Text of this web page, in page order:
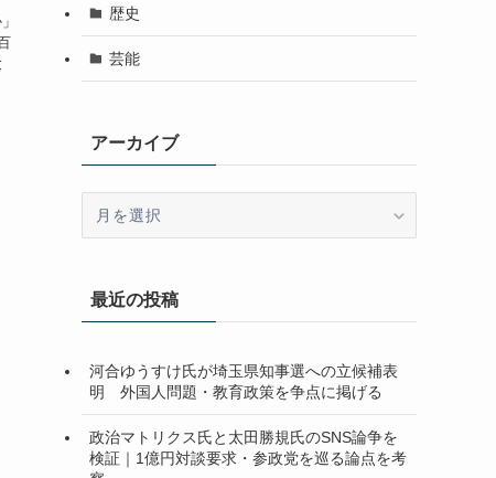
歴史
芸能
アーカイブ
ブ最近の投稿
河合ゆうすけ氏が埼玉県知事選への立候補表
明 外国人問題・教育政策を争点に掲げる
政治マトリクス氏と太田勝規氏のSNS論争を
検証｜1億円対談要求・参政党を巡る論点を考